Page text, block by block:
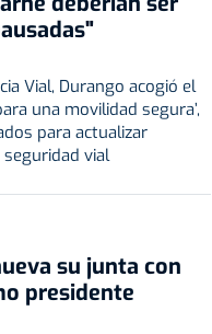
Vial, Durango acogió el
una movilidad segura’,
para actualizar
vial
su junta con
presidente